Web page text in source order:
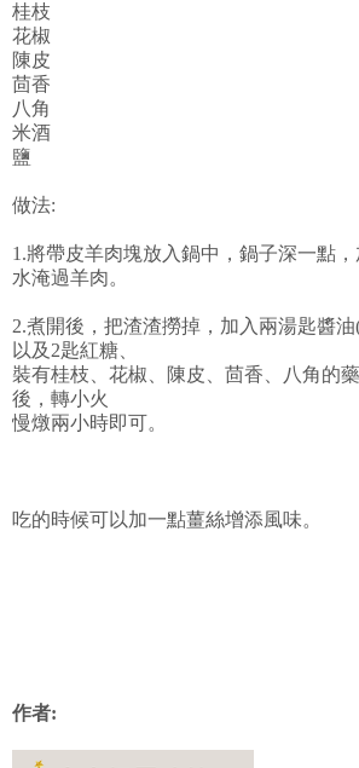
桂枝
花椒
陳皮
茴香
八角
米酒
鹽
做法:
1.將帶皮羊肉塊放入鍋中，鍋子深一點
水淹過羊肉。
2.煮開後，把渣渣撈掉，加入兩湯匙醬油
以及2匙紅糖、
裝有桂枝、花椒、陳皮、茴香、八角的
後，轉小火
慢燉兩小時即可。
吃的時候可以加一點薑絲增添風味。
作者: